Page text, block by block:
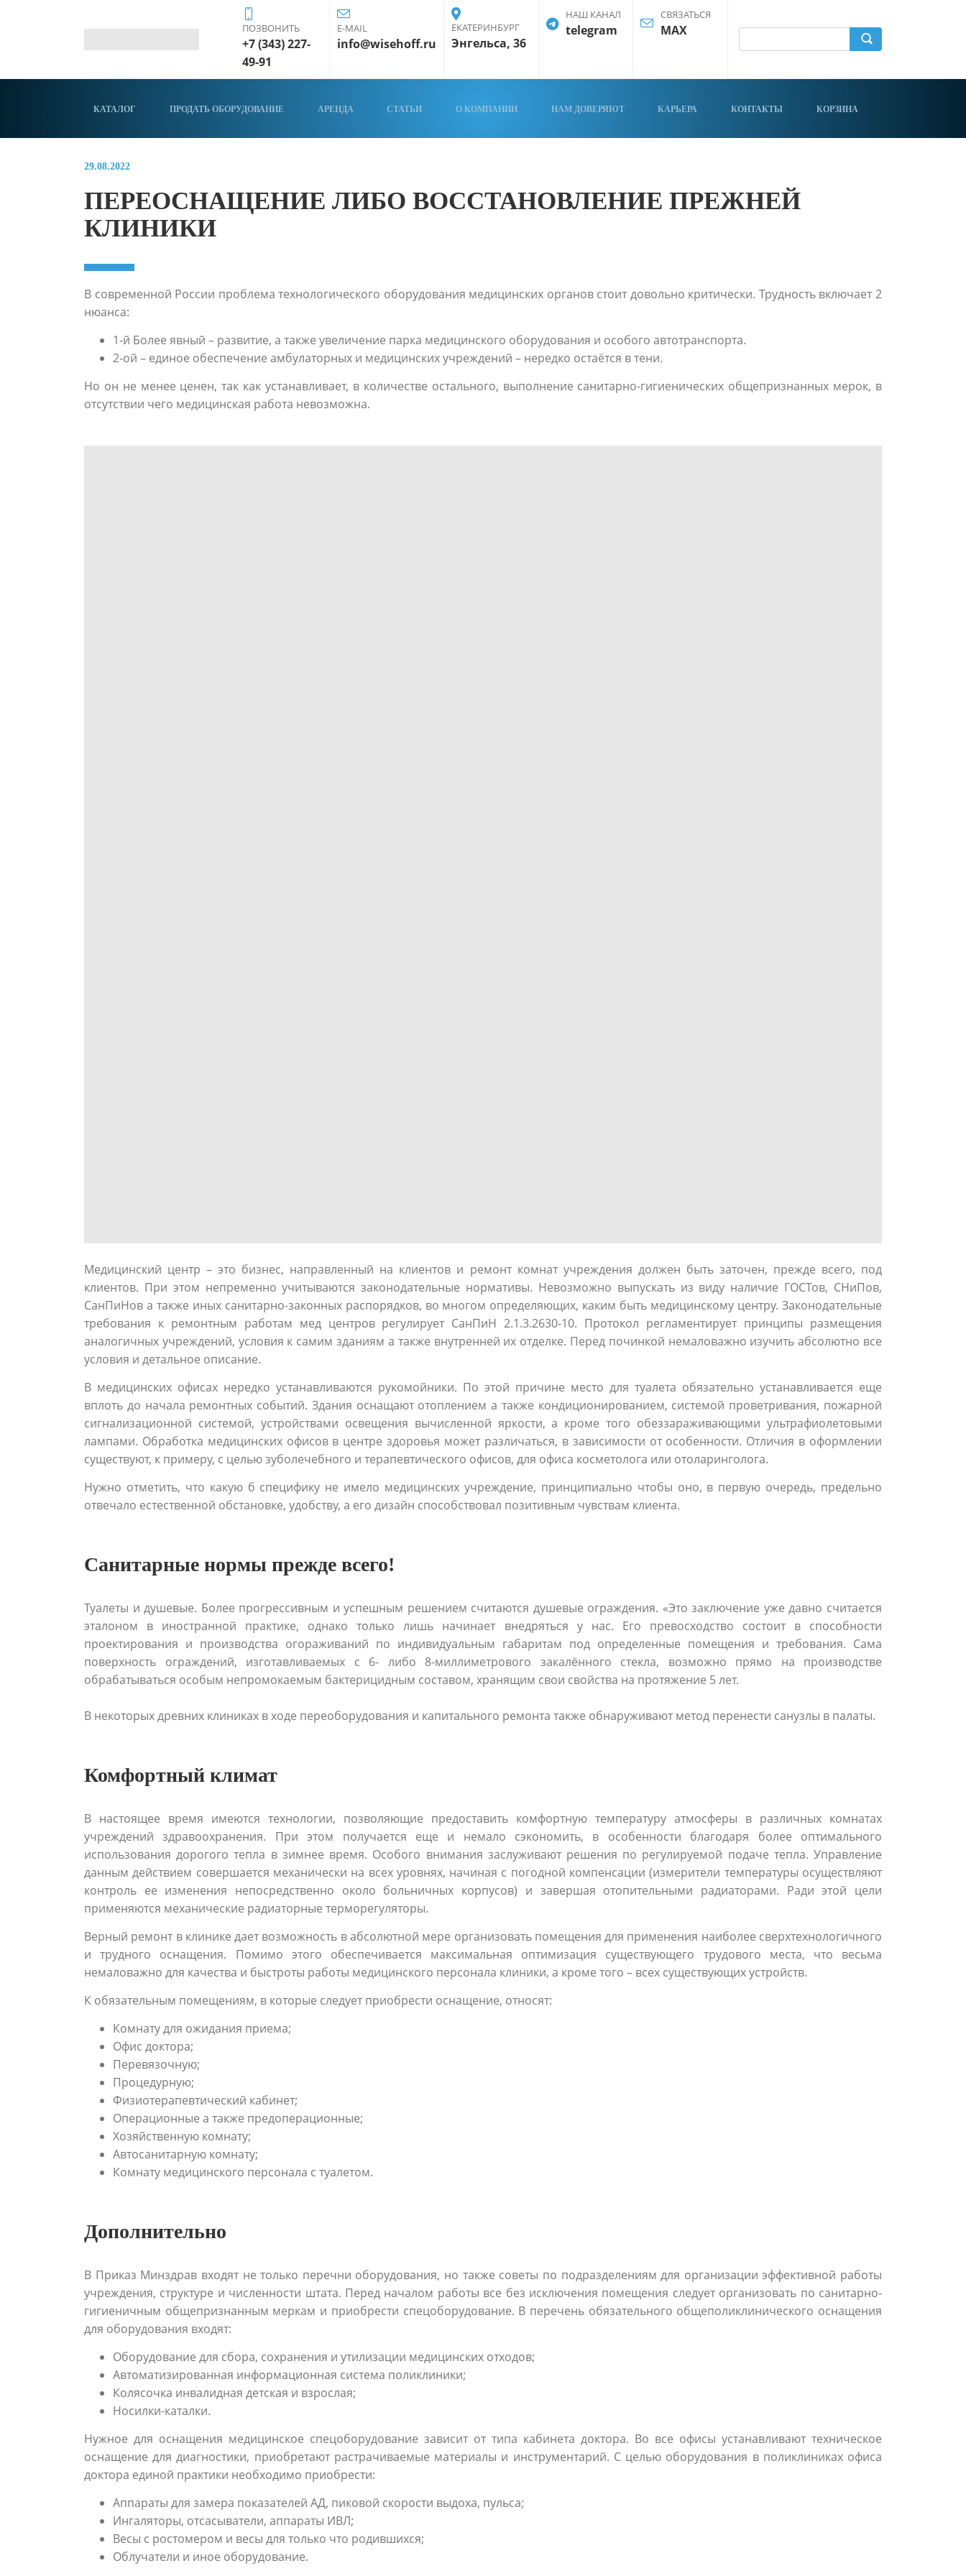
ПОЗВОНИТЬ
+7 (343) 227-
49-91
E-MAIL
info@wisehoff.ru
ЕКАТЕРИНБУРГ
Энгельса, 36
НАШ КАНАЛ
telegram
СВЯЗАТЬСЯ
MAX
КАТАЛОГ ПРОДАТЬ ОБОРУДОВАНИЕ АРЕНДА СТАТЬИ О КОМПАНИИ НАМ ДОВЕРЯЮТ КАРЬЕРА КОНТАКТЫ КОРЗИНА
29.08.2022
ПЕРЕОСНАЩЕНИЕ ЛИБО ВОССТАНОВЛЕНИЕ ПРЕЖНЕЙ
КЛИНИКИ
В современной России проблема технологического оборудования медицинских органов стоит довольно критически. Трудность включает 2
нюанса:
1-й Более явный – развитие, а также увеличение парка медицинского оборудования и особого автотранспорта.
2-ой – единое обеспечение амбулаторных и медицинских учреждений – нередко остаётся в тени.
Но он не менее ценен, так как устанавливает, в количестве остального, выполнение санитарно-гигиенических общепризнанных мерок, в
отсутствии чего медицинская работа невозможна.
Медицинский центр – это бизнес, направленный на клиентов и ремонт комнат учреждения должен быть заточен, прежде всего, под
клиентов. При этом непременно учитываются законодательные нормативы. Невозможно выпускать из виду наличие ГОСТов, СНиПов,
СанПиНов а также иных санитарно-законных распорядков, во многом определяющих, каким быть медицинскому центру. Законодательные
требования к ремонтным работам мед центров регулирует СанПиН 2.1.3.2630-10. Протокол регламентирует принципы размещения
аналогичных учреждений, условия к самим зданиям а также внутренней их отделке. Перед починкой немаловажно изучить абсолютно все
условия и детальное описание.
В медицинских офисах нередко устанавливаются рукомойники. По этой причине место для туалета обязательно устанавливается еще
вплоть до начала ремонтных событий. Здания оснащают отоплением а также кондиционированием, системой проветривания, пожарной
сигнализационной системой, устройствами освещения вычисленной яркости, а кроме того обеззараживающими ультрафиолетовыми
лампами. Обработка медицинских офисов в центре здоровья может различаться, в зависимости от особенности. Отличия в оформлении
существуют, к примеру, с целью зуболечебного и терапевтического офисов, для офиса косметолога или отоларинголога.
Нужно отметить, что какую б специфику не имело медицинских учреждение, принципиально чтобы оно, в первую очередь, предельно
отвечало естественной обстановке, удобству, а его дизайн способствовал позитивным чувствам клиента.
Санитарные нормы прежде всего!
Туалеты и душевые. Более прогрессивным и успешным решением считаются душевые ограждения. «Это заключение уже давно считается
эталоном в иностранной практике, однако только лишь начинает внедряться у нас. Его превосходство состоит в способности
проектирования и производства огораживаний по индивидуальным габаритам под определенные помещения и требования. Сама
поверхность ограждений, изготавливаемых с 6- либо 8-миллиметрового закалённого стекла, возможно прямо на производстве
обрабатываться особым непромокаемым бактерицидным составом, хранящим свои свойства на протяжение 5 лет.
В некоторых древних клиниках в ходе переоборудования и капитального ремонта также обнаруживают метод перенести санузлы в палаты.
Комфортный климат
В настоящее время имеются технологии, позволяющие предоставить комфортную температуру атмосферы в различных комнатах
учреждений здравоохранения. При этом получается еще и немало сэкономить, в особенности благодаря более оптимального
использования дорогого тепла в зимнее время. Особого внимания заслуживают решения по регулируемой подаче тепла. Управление
данным действием совершается механически на всех уровнях, начиная с погодной компенсации (измерители температуры осуществляют
контроль ее изменения непосредственно около больничных корпусов) и завершая отопительными радиаторами. Ради этой цели
применяются механические радиаторные терморегуляторы.
Верный ремонт в клинике дает возможность в абсолютной мере организовать помещения для применения наиболее сверхтехнологичного
и трудного оснащения. Помимо этого обеспечивается максимальная оптимизация существующего трудового места, что весьма
немаловажно для качества и быстроты работы медицинского персонала клиники, а кроме того – всех существующих устройств.
К обязательным помещениям, в которые следует приобрести оснащение, относят:
Комнату для ожидания приема;
Офис доктора;
Перевязочную;
Процедурную;
Физиотерапевтический кабинет;
Операционные а также предоперационные;
Хозяйственную комнату;
Автосанитарную комнату;
Комнату медицинского персонала с туалетом.
Дополнительно
В Приказ Минздрав входят не только перечни оборудования, но также советы по подразделениям для организации эффективной работы
учреждения, структуре и численности штата. Перед началом работы все без исключения помещения следует организовать по санитарно-
гигиеничным общепризнанным меркам и приобрести спецоборудование. В перечень обязательного общеполиклинического оснащения
для оборудования входят:
Оборудование для сбора, сохранения и утилизации медицинских отходов;
Автоматизированная информационная система поликлиники;
Колясочка инвалидная детская и взрослая;
Носилки-каталки.
Нужное для оснащения медицинское спецоборудование зависит от типа кабинета доктора. Во все офисы устанавливают техническое
оснащение для диагностики, приобретают растрачиваемые материалы и инструментарий. С целью оборудования в поликлиниках офиса
доктора единой практики необходимо приобрести:
Аппараты для замера показателей АД, пиковой скорости выдоха, пульса;
Ингаляторы, отсасыватели, аппараты ИВЛ;
Весы с ростомером и весы для только что родившихся;
Облучатели и иное оборудование.